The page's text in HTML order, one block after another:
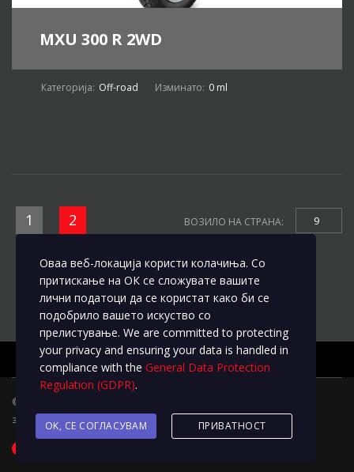
MXU 300 R 2WD
Категорија: Off-road Изминато: 0 ml
1 2 ВОЗИЛО НА СТРАНА: 9
© 2020
задржуваат сите права на измени
Оваа веб-локација користи колачиња. Со
притискање на ОК се сложувате вашите
лични податоци да се користат како би се
подобрило вашето искуство со
прелистување. We are committed to protecting
your privacy and ensuring your data is handled in
compliance with the General Data Protection
Regulation (GDPR).
OK, СЕ СОГЛАСУВАМ ПРИВАТНОСТ